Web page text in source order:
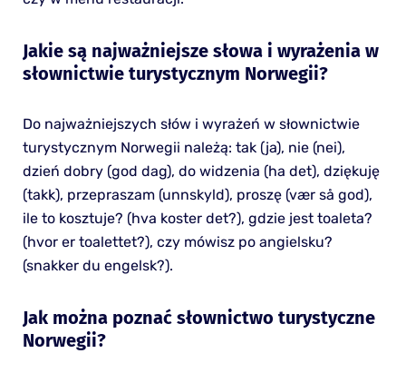
Jakie są najważniejsze słowa i wyrażenia w
słownictwie turystycznym Norwegii?
Do najważniejszych słów i wyrażeń w słownictwie
turystycznym Norwegii należą: tak (ja), nie (nei),
dzień dobry (god dag), do widzenia (ha det), dziękuję
(takk), przepraszam (unnskyld), proszę (vær så god),
ile to kosztuje? (hva koster det?), gdzie jest toaleta?
(hvor er toalettet?), czy mówisz po angielsku?
(snakker du engelsk?).
Jak można poznać słownictwo turystyczne
Norwegii?